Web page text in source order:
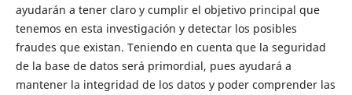
ayudarán a tener claro y cumplir el objetivo principal que
tenemos en esta investigación y detectar los posibles
fraudes que existan. Teniendo en cuenta que la seguridad
de la base de datos será primordial, pues ayudará a
mantener la integridad de los datos y poder comprender las